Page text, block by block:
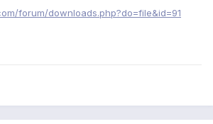
forum/downloads.php?do=file&id=91